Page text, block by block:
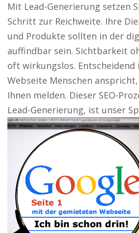
Mit Lead-Generierung setzen
Schritt zur Reichweite. Ihre
und Produkte sollten in der
auffindbar sein. Sichtbarkeit
oft wirkungslos. Entscheidend
Webseite Menschen
Ihnen melden. Dieser SEO-
Lead-Generierung, ist unser